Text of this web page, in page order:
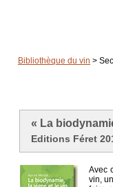
Bibliothèque du vin >
« La
Editions Féret
Avec
vin,